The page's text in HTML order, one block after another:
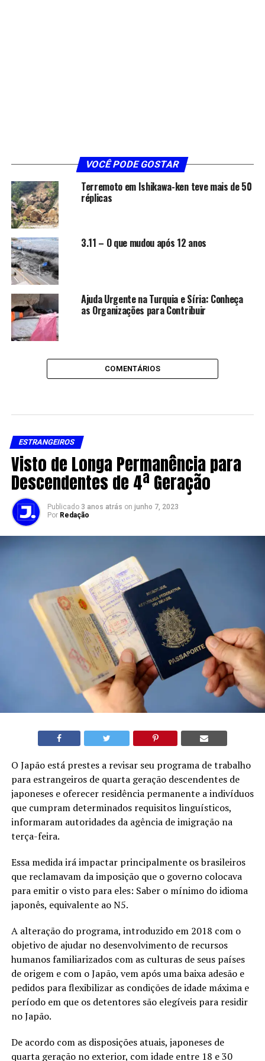
VOCÊ PODE GOSTAR
Terremoto em Ishikawa-ken teve mais de 50
réplicas
3.11 – O que mudou após 12 anos
Ajuda Urgente na Turquia e Síria: Conheça
as Organizações para Contribuir
COMENTÁRIOS
ESTRANGEIROS
Visto de Longa Permanência para
Descendentes de 4ª Geração
Publicado 3 anos atrás on junho 7, 2023
Por Redação
O Japão está prestes a revisar seu programa de trabalho
para estrangeiros de quarta geração descendentes de
japoneses e oferecer residência permanente a indivíduos
que cumpram determinados requisitos linguísticos,
informaram autoridades da agência de imigração na
terça-feira.
Essa medida irá impactar principalmente os brasileiros
que reclamavam da imposição que o governo colocava
para emitir o visto para eles: Saber o mínimo do idioma
japonês, equivalente ao N5.
A alteração do programa, introduzido em 2018 com o
objetivo de ajudar no desenvolvimento de recursos
humanos familiarizados com as culturas de seus países
de origem e com o Japão, vem após uma baixa adesão e
pedidos para flexibilizar as condições de idade máxima e
período em que os detentores são elegíveis para residir
no Japão.
De acordo com as disposições atuais, japoneses de
quarta geração no exterior, com idade entre 18 e 30